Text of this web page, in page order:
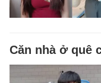
Căn nhà ở quê